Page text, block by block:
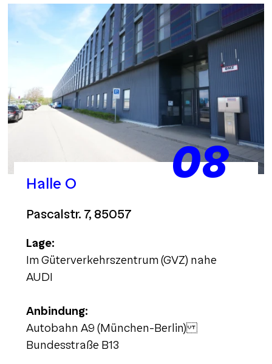
08
Halle O
Pascalstr. 7, 85057
Lage:
Im Güterverkehrszentrum (GVZ) nahe
AUDI
Anbindung:
Autobahn A9 (München-Berlin)
Bundesstraße B13